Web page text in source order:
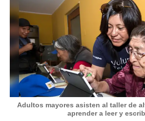
Adultos mayores asisten al taller de
aprender a leer y